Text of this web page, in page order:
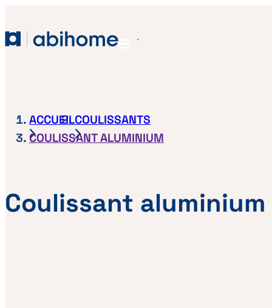
Abihome
ACCUEILCOULISSANTS
COULISSANT ALUMINIUM
Coulissant aluminium